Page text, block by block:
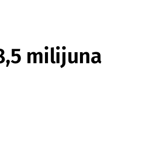
milijuna